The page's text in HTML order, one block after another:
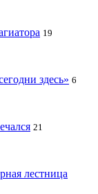
19
здесь» 6
21
лестница